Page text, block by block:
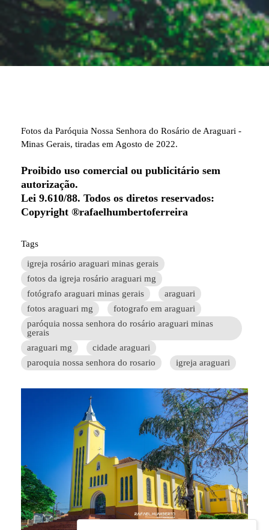
Fotos da Paróquia Nossa Senhora do Rosário de Araguari -
Minas Gerais, tiradas em Agosto de 2022.
Proibido uso comercial ou publicitário sem
autorização.
Lei 9.610/88. Todos os diretos reservados:
Copyright ®rafaelhumbertoferreira
Tags
igreja rosário araguari minas gerais
fotos da igreja rosário araguari mg
fotógrafo araguari minas gerais
araguari
fotos araguari mg
fotografo em araguari
paróquia nossa senhora do rosário araguari minas
gerais
araguari mg
cidade araguari
paroquia nossa senhora do rosario
igreja araguari